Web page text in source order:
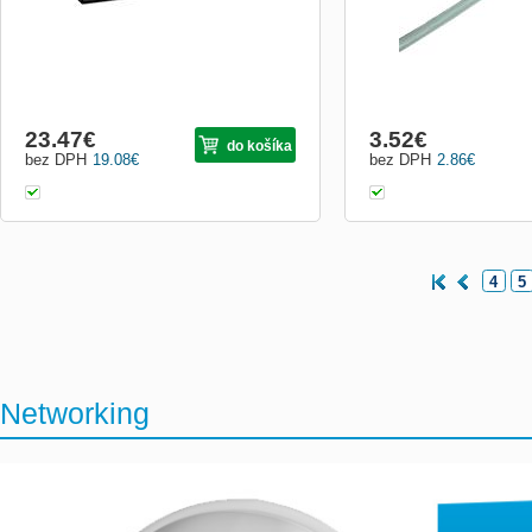
19.08€
bez DPH
23.47€ do košíka
2.86€
bez DPH
3.52€
4 5
Networking